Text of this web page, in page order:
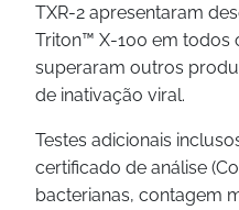
TXR-2 apresentaram
Triton™ X-100 em todos
superaram outros
de inativação viral.
Testes adicionais
certificado de análise
bacterianas, contagem